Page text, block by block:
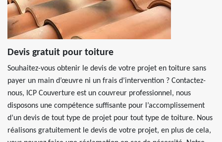
Devis gratuit pour toiture
Souhaitez-vous obtenir le devis de votre projet en toiture sans
payer un main d’œuvre ni un frais d’intervention ? Contactez-
nous, ICP Couverture est un couvreur professionnel, nous
disposons une compétence suffisante pour l’accomplissement
d’un devis de tout type de projet pour tout type de toiture. Nous
réalisons gratuitement le devis de votre projet, en plus de cela,